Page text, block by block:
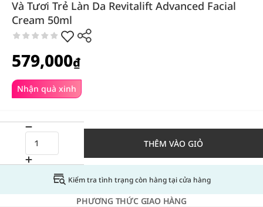
Và Tươi Trẻ Làn Da Revitalift Advanced Facial
Cream 50ml
Nhận quà xinh
579,000₫
THÊM VÀO GIỎ
Kiểm tra tình trạng còn hàng tại cửa hàng
PHƯƠNG THỨC GIAO HÀNG